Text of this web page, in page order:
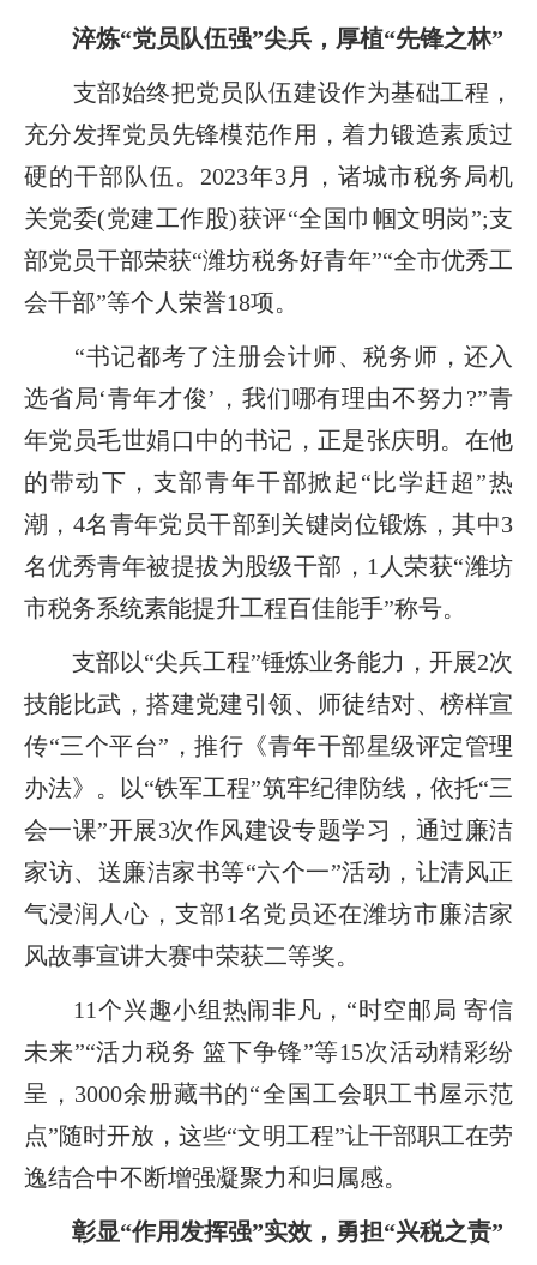
淬炼“党员队伍强”尖兵，厚植“先锋之林”
支部始终把党员队伍建设作为基础工程，
充分发挥党员先锋模范作用，着力锻造素质过
硬的干部队伍。2023年3月，诸城市税务局机
关党委(党建工作股)获评“全国巾帼文明岗”;支
部党员干部荣获“潍坊税务好青年”“全市优秀工
会干部”等个人荣誉18项。
“书记都考了注册会计师、税务师，还入
选省局‘青年才俊’，我们哪有理由不努力?”青
年党员毛世娟口中的书记，正是张庆明。在他
的带动下，支部青年干部掀起“比学赶超”热
潮，4名青年党员干部到关键岗位锻炼，其中3
名优秀青年被提拔为股级干部，1人荣获“潍坊
市税务系统素能提升工程百佳能手”称号。
支部以“尖兵工程”锤炼业务能力，开展2次
技能比武，搭建党建引领、师徒结对、榜样宣
传“三个平台”，推行《青年干部星级评定管理
办法》。以“铁军工程”筑牢纪律防线，依托“三
会一课”开展3次作风建设专题学习，通过廉洁
家访、送廉洁家书等“六个一”活动，让清风正
气浸润人心，支部1名党员还在潍坊市廉洁家
风故事宣讲大赛中荣获二等奖。
11个兴趣小组热闹非凡，“时空邮局 寄信
未来”“活力税务 篮下争锋”等15次活动精彩纷
呈，3000余册藏书的“全国工会职工书屋示范
点”随时开放，这些“文明工程”让干部职工在劳
逸结合中不断增强凝聚力和归属感。
彰显“作用发挥强”实效，勇担“兴税之责”